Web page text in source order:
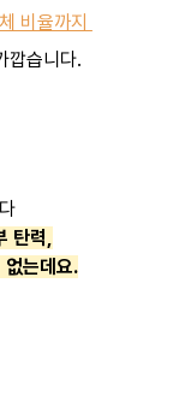
비율까지
깝습니다.
탄력,
없는데요.